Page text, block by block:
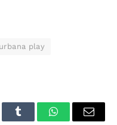
urbana play
Tumblr WhatsAppEmail